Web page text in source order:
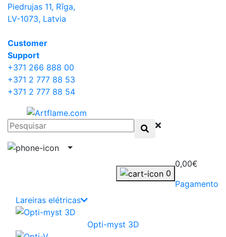
Piedrujas 11, Rīga,
LV-1073, Latvia
Сustomer
Support
+371 266 888 00
+371 2 777 88 53
+371 2 777 88 54
0
0,00€
Pagamento
Lareiras elétricas
Opti-myst 3D